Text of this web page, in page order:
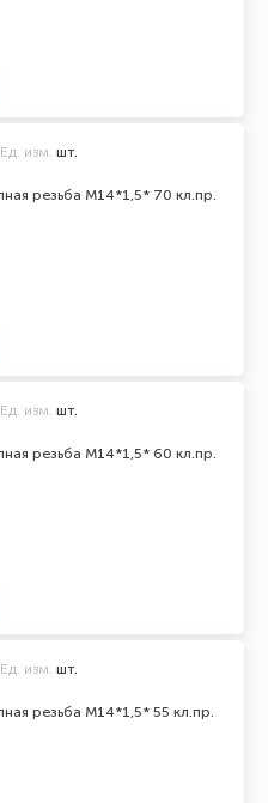
резьба M14*1,5* 70 кл.пр.
Ед. изм. шт.
резьба M14*1,5* 60 кл.пр.
Ед. изм. шт.
резьба M14*1,5* 55 кл.пр.
Ед. изм. шт.